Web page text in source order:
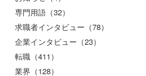
専門用語（32）
求職者インタビュー（78）
企業インタビュー（23）
転職（411）
業界（128）